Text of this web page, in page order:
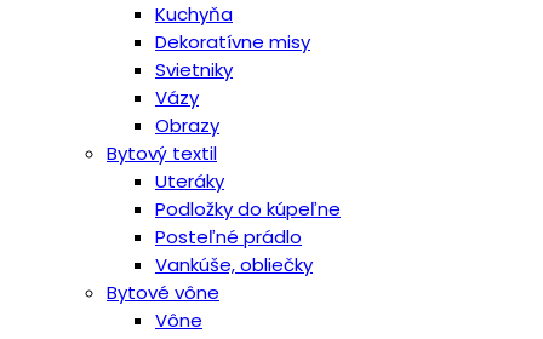
Kuchyňa
Dekoratívne misy
Svietniky
Vázy
Obrazy
Bytový textil
Uteráky
Podložky do kúpeľne
Posteľné prádlo
Vankúše, obliečky
Bytové vône
Vône